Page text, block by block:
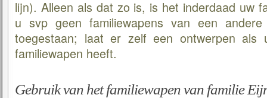
lijn). Alleen als dat zo is, is het inderdaad uw
u svp geen familiewapens van een
toegestaan; laat er zelf een ontwerpen als
familiewapen heeft.
Gebruik van het familiewapen van familie